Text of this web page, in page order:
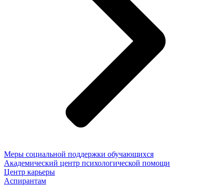
Меры социальной поддержки обучающихся
Академический центр психологической помощи
Центр карьеры
Аспирантам